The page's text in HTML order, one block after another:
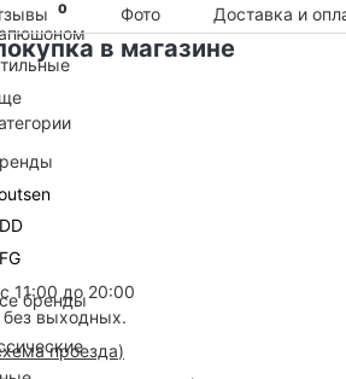
бренды
0 Фото Доставка и
в магазине
11:00 до 20:00
без выходных.
проезда)